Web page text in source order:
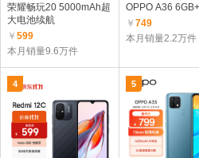
荣耀畅玩20 5000mAh超
大电池续航
￥ 599
本月销量9.6万件
OPPO A36
￥ 749
本月销量2.2万件
4 5